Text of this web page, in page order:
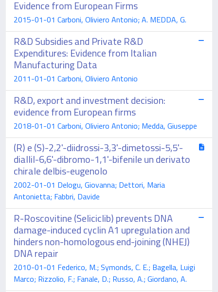
Evidence from European Firms
2015-01-01 Carboni, Oliviero Antonio; A. MEDDA, G.
R&D Subsidies and Private R&D
Expenditures: Evidence from Italian
Manufacturing Data
2011-01-01 Carboni, Oliviero Antonio
R&D, export and investment decision:
evidence from European firms
2018-01-01 Carboni, Oliviero Antonio; Medda, Giuseppe
(R) e (S)-2,2'-diidrossi-3,3'-dimetossi-5,5'-
diallil-6,6'-dibromo-1,1'-bifenile un derivato
chirale delbis-eugenolo
2002-01-01 Delogu, Giovanna; Dettori, Maria
Antonietta; Fabbri, Davide
R-Roscovitine (Seliciclib) prevents DNA
damage-induced cyclin A1 upregulation and
hinders non-homologous end-joining (NHEJ)
DNA repair
2010-01-01 Federico, M.; Symonds, C. E.; Bagella, Luigi
Marco; Rizzolio, F.; Fanale, D.; Russo, A.; Giordano, A.